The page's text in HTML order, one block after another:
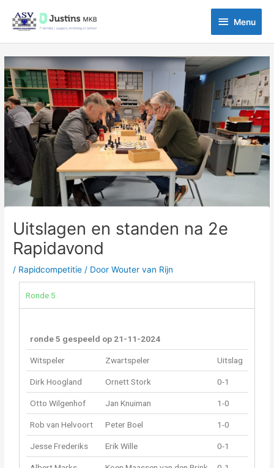
naar
inhoud
Menu
Menu
Uitslagen en standen na 2e
Rapidavond
/ Rapidcompetitie / DoorWouter van Rijn
Ronde 5
ronde 5 gespeeld op 21-11-2024
Witspeler Zwartspeler Uitslag
Dirk Hoogland Ornett Stork 0-1
Otto Wilgenhof Jan Knuiman 1-0
Rob van Helvoort Peter Boel 1-0
Jesse Frederiks Erik Wille 0-1
Bericht
navigatie